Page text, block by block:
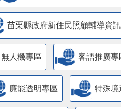
苗栗縣政府新住民照顧輔導資
無人機專區 客語推廣專
廉能透明專區 特殊境